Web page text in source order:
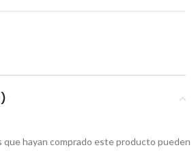
que hayan comprado este producto pueden